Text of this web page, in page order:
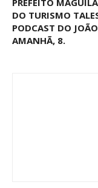
PREFEITO
DO TURISMO
PODCAST DO JOÃO
AMANHÃ, 8.